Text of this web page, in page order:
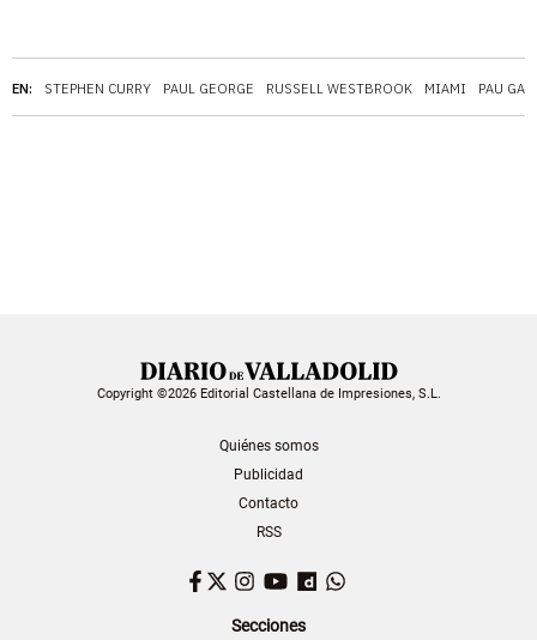
EN: STEPHEN CURRY PAUL GEORGE RUSSELL WESTBROOK MIAMI PAU
Copyright ©2026 Editorial Castellana de Impresiones, S.L.
Quiénes somos
Publicidad
Contacto
RSS
Facebook
TwitterInstagram
YouTubeDailymotion
Secciones